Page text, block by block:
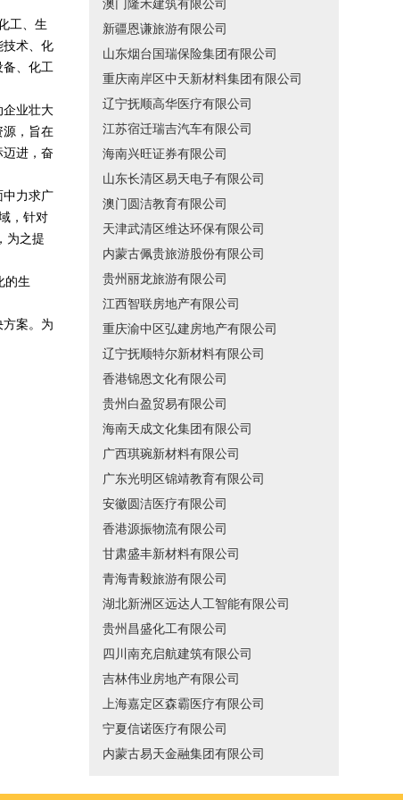
工、生
技术、化
备、化工
企业壮大
源，旨在
迈进，奋
中力求广
，针对
为之提
的生
案。为
澳门隆禾建筑有限公司
新疆恩谦旅游有限公司
山东烟台国瑞保险集团有限公司
重庆南岸区中天新材料集团有限公司
辽宁抚顺高华医疗有限公司
江苏宿迁瑞吉汽车有限公司
海南兴旺证券有限公司
山东长清区易天电子有限公司
澳门圆洁教育有限公司
天津武清区维达环保有限公司
内蒙古佩贵旅游股份有限公司
贵州丽龙旅游有限公司
江西智联房地产有限公司
重庆渝中区弘建房地产有限公司
辽宁抚顺特尔新材料有限公司
香港锦恩文化有限公司
贵州白盈贸易有限公司
海南天成文化集团有限公司
广西琪琬新材料有限公司
广东光明区锦靖教育有限公司
安徽圆洁医疗有限公司
香港源振物流有限公司
甘肃盛丰新材料有限公司
青海青毅旅游有限公司
湖北新洲区远达人工智能有限公司
贵州昌盛化工有限公司
四川南充启航建筑有限公司
吉林伟业房地产有限公司
上海嘉定区森霸医疗有限公司
宁夏信诺医疗有限公司
内蒙古易天金融集团有限公司